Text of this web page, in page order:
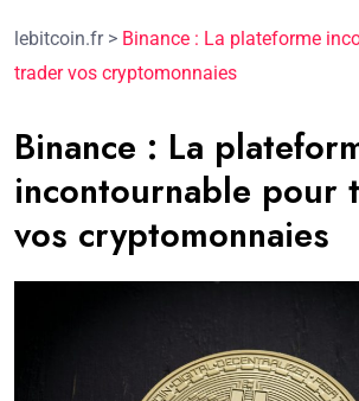
lebitcoin.fr> Binance : La plateforme
trader vos cryptomonnaies
Binance : La
incontournable pour
vos cryptomonnaies